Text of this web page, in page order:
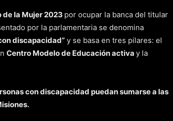
la Mujer 2023 por ocupar la banca del titular
por la parlamentaria se denomina
discapacidad” y se basa en tres pilares: el
Centro Modelo de Educación activa y la
con discapacidad puedan sumarse a las